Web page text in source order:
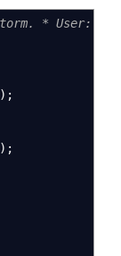
* User:
) ;
) ;